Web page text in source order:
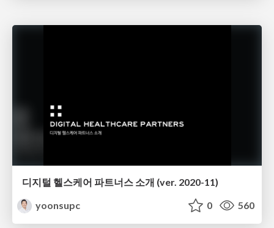
디지털 헬스케어 파트너스 소개 (ver. 2020-11)
yoonsupc
0 560